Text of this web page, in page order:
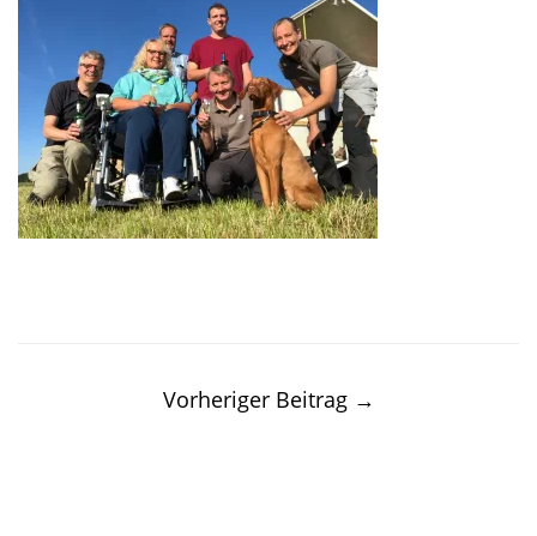
navigationVorheriger Beitrag →